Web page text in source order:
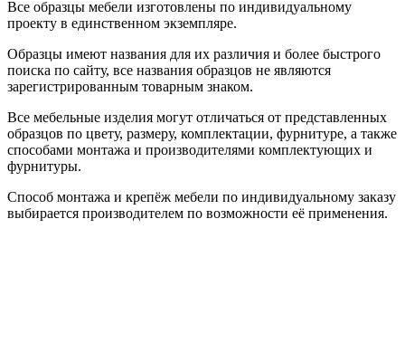
Все образцы мебели изготовлены по индивидуальному
проекту в единственном экземпляре.
Образцы имеют названия для их различия и более быстрого
поиска по сайту, все названия образцов не являются
зарегистрированным товарным знаком.
Все мебельные изделия могут отличаться от представленных
образцов по цвету, размеру, комплектации, фурнитуре, а также
способами монтажа и производителями комплектующих и
фурнитуры.
Способ монтажа и крепёж мебели по индивидуальному заказу
выбирается производителем по возможности её применения.